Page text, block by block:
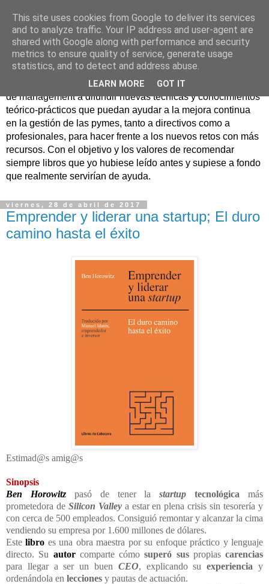
Nuevo Viernes - Nuevo
Libro
Nace con la misión de ayudar mediante la lectura de libros
de management a difundir nuevas técnicas y conocimientos
teórico-prácticos que puedan ayudar a la mejora continua
en la gestión de las pymes, tanto a directivos como a
profesionales, para hacer frente a los nuevos retos con más
recursos. Con el objetivo y los valores de recomendar
siempre libros que yo hubiese leído antes y supiese a fondo
que realmente servirían de ayuda.
viernes, 28 de abril de 2017
Emprender y liderar una startup; El duro
camino hasta el éxito
Estimad@s amig@s
Sinopsis
Ben Horowitzpasó de tener lastartup tecnológica más
prometedora de Silicon Valleya estar en plena crisis sin tesorería y
con cerca de 500 empleados. Consiguió remontar y alcanzar la cima
vendiendo su empresa por 1.600 millones de dólares.
Estelibro es una obra maestra por su enfoque práctico y lenguaje
directo. Su autorcomparte cómosuperó suspropias carencias
para llegar a ser un buen CEO, explicando suexperiencia y
ordenándola en lecciones y pautas de actuación.
This site uses cookies from Google to deliver its services
and to analyze traffic. Your IP address and user-agent are
shared with Google along with performance and security
metrics to ensure quality of service, generate usage
statistics, and to detect and address abuse.
LEARN MORE GOT IT